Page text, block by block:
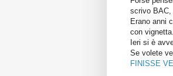
scrivo BAC,
Erano anni
con vignetta.
Ieri si è
Se volete
FINISSE